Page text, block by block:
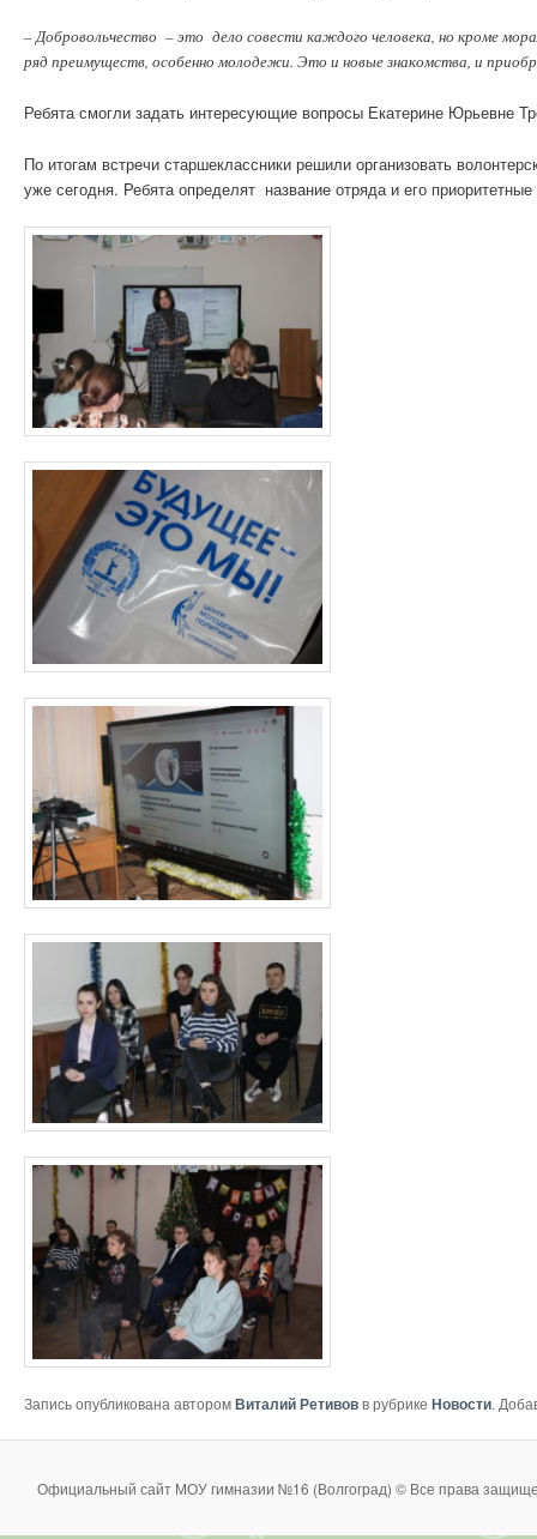
– Добровольчество – это дело совести каждого человека, но кроме
ряд преимуществ, особенно молодежи. Это и новые знакомства, и
Ребята смогли задать интересующие вопросы Екатерине Юрьевне
По итогам встречи старшеклассники решили организовать
уже сегодня. Ребята определят название отряда и его
Запись опубликована авторомВиталий Ретивовв рубрике Новости.
Официальный сайт МОУ гимназии №16 (Волгоград) © Все права